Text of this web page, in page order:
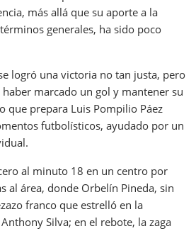
más allá que su aporte a la
generales, ha sido poco
logró una victoria no tan justa, pero
marcado un gol y mantener su
que prepara Luis Pompilio Páez
futbolísticos, ayudado por un
al minuto 18 en un centro por
al área, donde Orbelín Pineda, sin
franco que estrelló en la
Silva; en el rebote, la zaga